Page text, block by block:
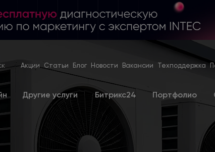
Акции Статьи Блог Новости Вакансии Техподдержка
Другие услуги Битрикс24 Портфолио